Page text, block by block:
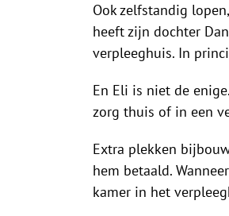
Ook zelfstandig
heeft zijn dochter
verpleeghuis. In
En Eli is niet de
zorg thuis of in een
Extra plekken
hem betaald.
kamer in het